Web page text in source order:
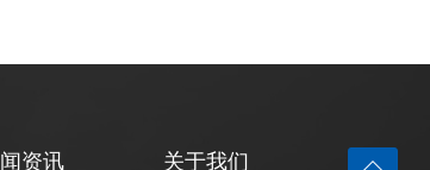
资讯 关于我们